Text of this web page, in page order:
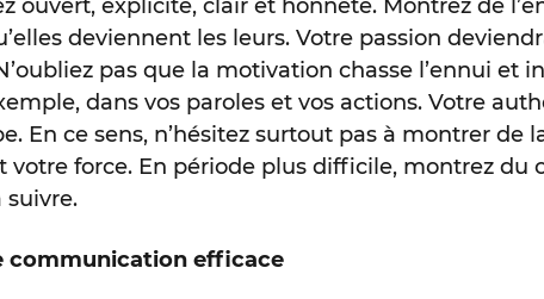
ouvert, explicite, clair et honnête. Montrez de
deviennent les leurs. Votre passion
pas que la motivation chasse l’ennui et
dans vos paroles et vos actions. Votre
En ce sens, n’hésitez surtout pas à montrer
votre force. En période plus difficile, montrez du
suivre.
communication efficace